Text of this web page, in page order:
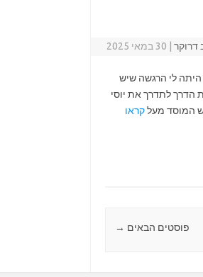
דרוקר 30 במאי 2025
לי הרגשה שיש
הדרך לתדרך את יוסי
המוסד מעלקראו
פוסטים הבאים →